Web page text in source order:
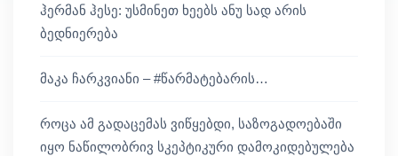
ჰერმან ჰესე: უსმინეთ ხეებს ანუ სად არის
ბედნიერება
მაკა ჩარკვიანი – #წარმატებარის…
როცა ამ გადაცემას ვიწყებდი, საზოგადოებაში
იყო ნაწილობრივ სკეპტიკური დამოკიდებულება